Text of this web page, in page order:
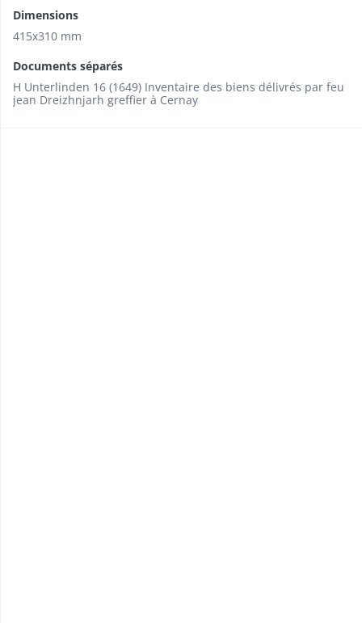
Dimensions
415x310 mm
Documents séparés
H Unterlinden 16 (1649) Inventaire des biens délivrés par feu
jean Dreizhnjarh greffier à Cernay